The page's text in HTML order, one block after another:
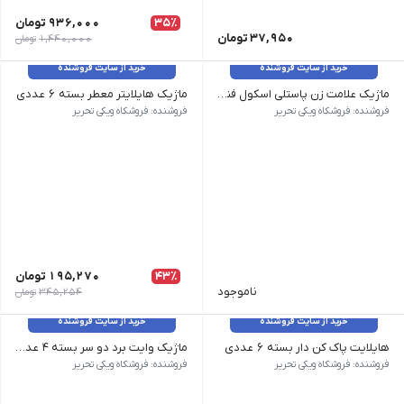
37,950تومان
35٪ 936,000 تومان
1,440,000 تومان
خرید از سایت فروشنده
ماژیک علامت زن پاستلی اسکول فنس وزن 200 گرم نام محصول| ماژیک علامت زن پاستلی اسکول فنس طرح رنگ| پاستلی جنس جعبه| مقوایی
فروشنده: فروشکاه ویکی تحریر
ناموجود
خرید از سایت فروشنده
ماژیک هایلایتر معطر بسته ۶ عددی
وزن 200 گرم نام محصول| ماژیک هایلایتر معطر بسته 6 عددی طرح رنگ| رنگی جنس جعبه| طلقی
فروشنده: فروشکاه ویکی تحریر
43٪ 195,270 تومان
345,254 تومان
خرید از سایت فروشنده
هایلایت پاک کن دار بسته ۶ عددی
وزن 12 گرم | نام محصول | هایلایت پاک کن دار بسته 6 عددی | طرح رنگ پاستلی | ابعاد 15 سانت
فروشنده: فروشکاه ویکی تحریر
خرید از سایت فروشنده
ماژیک وایت برد دو سر بسته ۴ عددی رنگ جور وزن 10 گرم نام محصول| ماژیک وایت برد دو سر بسته 4 عددی رنگ | آبی, قرمز, سبز, مشکی
فروشنده: فروشکاه ویکی تحریر